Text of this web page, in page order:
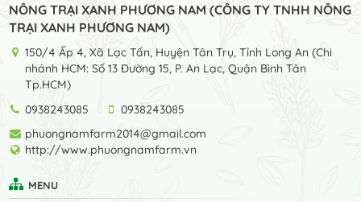
NÔNG TRẠI XANH PHƯƠNG NAM (CÔNG TY TNHH NÔNG
TRẠI XANH PHƯƠNG NAM)
150/4 Ấp 4, Xã Lạc Tấn, Huyện Tân Trụ, Tỉnh Long An (Chi
nhánh HCM: Số 13 Đường 15, P. An Lạc, Quận Bình Tân
Tp.HCM)
0938243085
0938243085
phuongnamfarm2014@gmail.com
http://www.phuongnamfarm.vn
MENU